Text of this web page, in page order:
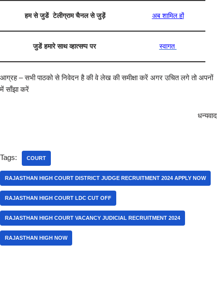
हम से जुडें टेलीग्राम चैनल से जुड़ें अब शामिल हों
जुडें हमारे साथ व्हात्सप्प पर स्वागत
आग्रह – सभी पाठको से निवेदन है की वे लेख की समीक्षा करें अगर उचित लगे तो अपनों
में साँझा करें
धन्यवाद
Tags: COURT
RAJASTHAN HIGH COURT DISTRICT JUDGE RECRUITMENT 2024 APPLY NOW
RAJASTHAN HIGH COURT LDC CUT OFF
RAJASTHAN HIGH COURT VACANCY JUDICIAL RECRUITMENT 2024
RAJASTHAN HIGH NOW